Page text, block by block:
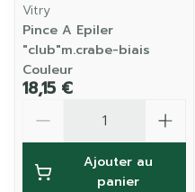
Vitry
Pince A Epiler
"club"m.crabe-biais
Couleur
18,15 €
Ajouter au
panier